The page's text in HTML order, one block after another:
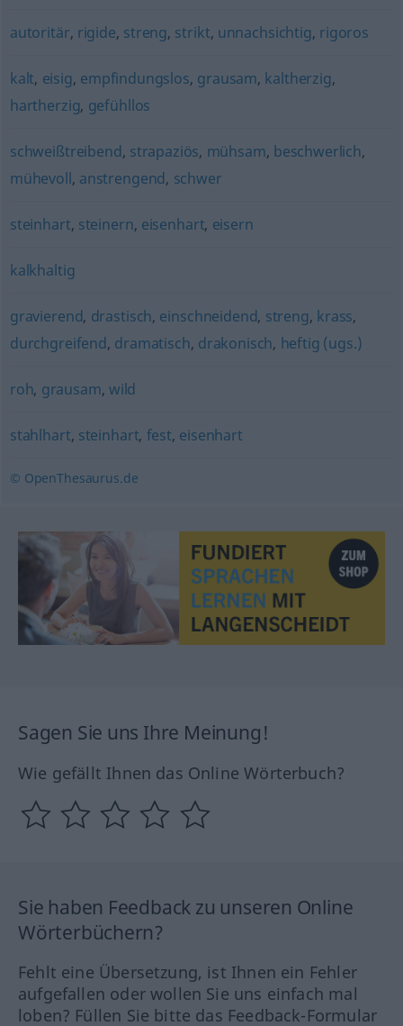
autoritär, rigide, streng, strikt, unnachsichtig, rigoros
kalt, eisig, empfindungslos, grausam, kaltherzig,
hartherzig, gefühllos
schweißtreibend, strapaziös, mühsam, beschwerlich,
mühevoll, anstrengend, schwer
steinhart, steinern, eisenhart, eisern
kalkhaltig
gravierend, drastisch, einschneidend, streng, krass,
durchgreifend, dramatisch, drakonisch, heftig (ugs.)
roh, grausam, wild
stahlhart, steinhart, fest, eisenhart
© OpenThesaurus.de
Sagen Sie uns Ihre Meinung!
Wie gefällt Ihnen das Online Wörterbuch?
Sie haben Feedback zu unseren Online
Wörterbüchern?
Fehlt eine Übersetzung, ist Ihnen ein Fehler
aufgefallen oder wollen Sie uns einfach mal
loben? Füllen Sie bitte das Feedback-Formular